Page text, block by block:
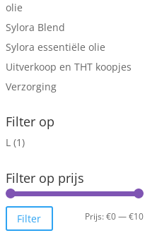
olie
Sylora Blend
Sylora essentiële olie
Uitverkoop en THT koopjes
Verzorging
Filter op
L (1)
Filter op prijs
Min.
Max.
Filter Prijs:€0—€10